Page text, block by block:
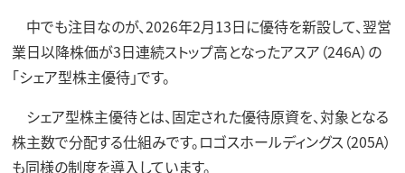
中でも注目なのが、2026年2月13日に優待を新設して、翌営
業日以降株価が3日連続ストップ高となったアスア（246A）の
「シェア型株主優待」です。
シェア型株主優待とは、固定された優待原資を、対象となる
株主数で分配する仕組みです。ロゴスホールディングス（205A）
も同様の制度を導入しています。